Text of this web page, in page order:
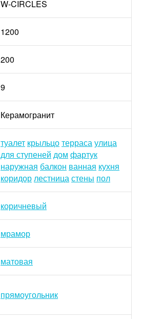
W-CIRCLES
1200
200
9
Керамогранит
туалет крыльцотеррасаулица
для ступеней дом фартук
наружная балкон ванная кухня
коридорлестницастены пол
коричневый
мрамор
матовая
прямоугольник